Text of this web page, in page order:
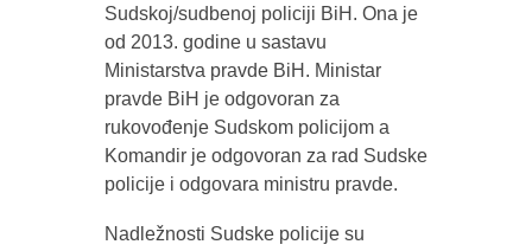
Sudskoj/sudbenoj policiji BiH. Ona je
od 2013. godine u sastavu
Ministarstva pravde BiH. Ministar
pravde BiH je odgovoran za
rukovođenje Sudskom policijom a
Komandir je odgovoran za rad Sudske
policije i odgovara ministru pravde.
Nadležnosti Sudske policije su